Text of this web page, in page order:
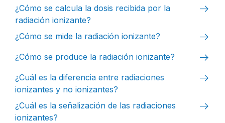
¿Cómo se calcula la dosis recibida por la
radiación ionizante?
arrow_right_alt
¿Cómo se mide la radiación ionizante? arrow_right_alt
¿Cómo se produce la radiación ionizante? arrow_right_alt
¿Cuál es la diferencia entre radiaciones
ionizantes y no ionizantes?
arrow_right_alt
¿Cuál es la señalización de las radiaciones
ionizantes?
arrow_right_alt